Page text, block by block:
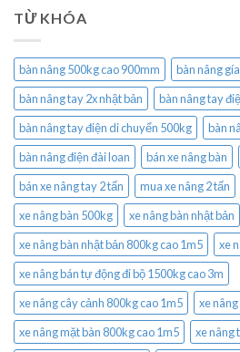
TỪ KHÓA
bàn nâng 500kg cao 900mm bàn nâng
bàn nâng tay 2x nhật bản
bàn nâng tay
bàn nâng tay điện di chuyển 500kg
bàn
bàn nâng điện đài loan
bán xe nâng bàn
bán xe nâng tay 2 tấn
mua xe nâng 2 tấn
xe nâng bàn 500kg
xe nâng bàn nhật bản
xe nâng bàn nhật bản 800kg cao 1m5
xe
xe nâng bán tự động đi bộ 1500kg cao 3m
xe nâng cây cảnh 800kg cao 1m5
xe
xe nâng mặt bàn 800kg cao 1m5
xe nâng